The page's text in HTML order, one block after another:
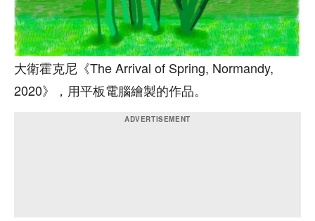
大衛霍克尼《The Arrival of Spring, Normandy,
2020》，用平板電腦繪製的作品。